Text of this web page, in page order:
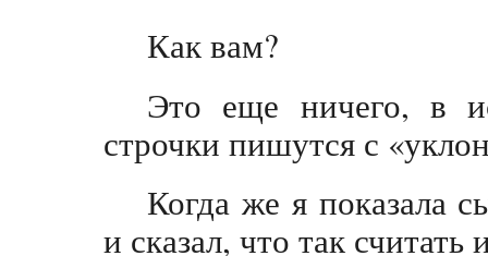
Как вам?
Это еще ничего, в
строчки пишутся с
Когда же я показала
и сказал, что так